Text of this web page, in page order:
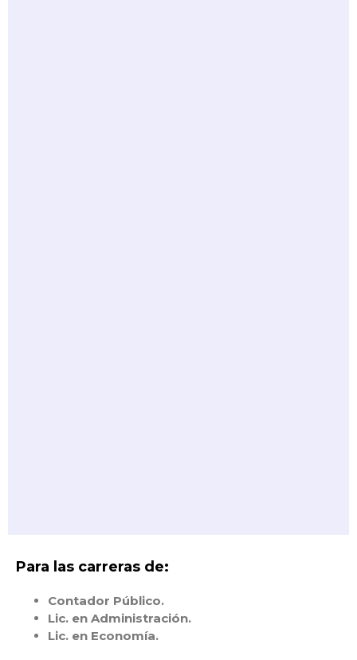
Para las carreras de:
Contador Público.
Lic. en Administración.
Lic. en Economía.